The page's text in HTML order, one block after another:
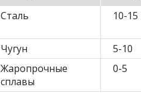
Сталь 10-15
Чугун
5-10
Жаропрочные
сплавы
0-5